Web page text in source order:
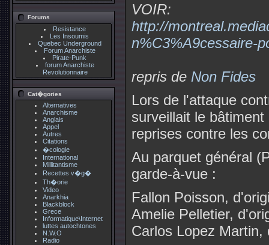
Forums
Resistance
Les Insoumis
Quebec Underground
Forum Anarchiste
Pirate-Punk
forum Anarchiste
Revolutionnaire
Cat�gories
Alternatives
Anarchisme
Anglais
Appel
Autres
Citations
�cologie
International
Millitantisme
Recettes v�g�
Th�orie
Video
Anarkhia
Blackblock
Grece
Informatique\Internet
luttes autochtones
N.W.O
Radio
VOIR:
http://
n%C3%A9cessaire-
repris de Non Fides
Lors de l'attaque
surveillait le
reprises contre les
Au parquet général
garde-à-vue :
Fallon Poisson,
Amelie Pelletier,
Carlos Lopez Martin,